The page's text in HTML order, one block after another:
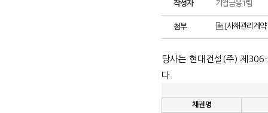
작성자 기업금융1팀
첨부 [사채관리계
당사는 현대건설 (주) 제
다
채권명